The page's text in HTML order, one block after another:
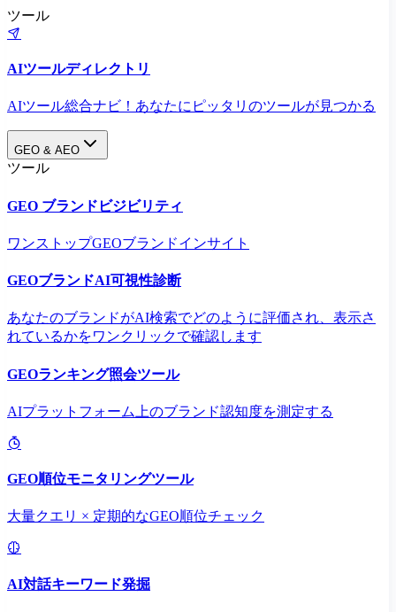
ツール
AIツールディレクトリ
AIツール総合ナビ！あなたにピッタリのツールが見つかる
GEO & AEO
ツール
GEO ブランドビジビリティ
ワンストップGEOブランドインサイト
GEOブランドAI可視性診断
あなたのブランドがAI検索でどのように評価され、表示さ
れているかをワンクリックで確認します
GEOランキング照会ツール
AIプラットフォーム上のブランド認知度を測定する
GEO順位モニタリングツール
大量クエリ × 定期的なGEO順位チェック
AI対話キーワード発掘